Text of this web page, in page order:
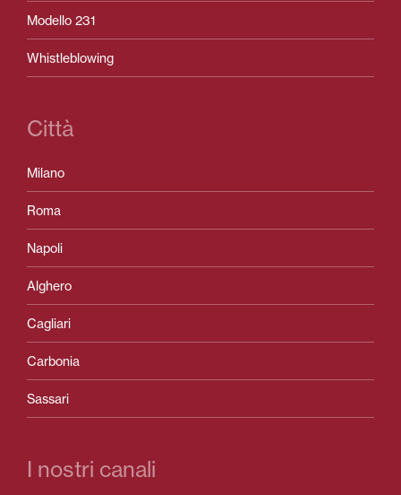
Modello 231
Whistleblowing
Città
Milano
Roma
Napoli
Alghero
Cagliari
Carbonia
Sassari
I nostri canali